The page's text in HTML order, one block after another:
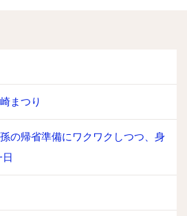
まつり
の帰省準備にワクワクしつつ、身